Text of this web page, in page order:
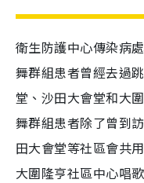
衛生防護中心傳染病
舞群組患者曾經去過
堂、沙田大會堂和大
舞群組患者除了曾到
田大會堂等社區會共
大圍隆亨社區中心唱